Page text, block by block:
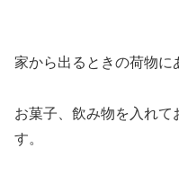
家から出るときの荷物に
お菓子、飲み物を入れて
す。